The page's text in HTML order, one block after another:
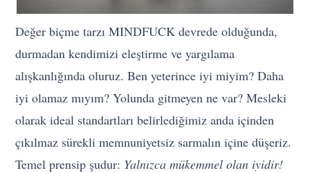
Değer biçme tarzı MINDFUCK devrede olduğunda,
durmadan kendimizi eleştirme ve yargılama
alışkanlığında oluruz. Ben yeterince iyi miyim? Daha
iyi olamaz mıyım? Yolunda gitmeyen ne var? Mesleki
olarak ideal standartları belirlediğimiz anda içinden
çıkılmaz sürekli memnuniyetsiz sarmalın içine düşeriz.
Temel prensip şudur: Yalnızca mükemmel olan iyidir!